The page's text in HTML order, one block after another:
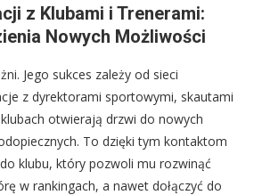
z Klubami i Trenerami:
Nowych Możliwości
Jego sukces zależy od sieci
z dyrektorami sportowymi, skautami
otwierają drzwi do nowych
To dzięki tym kontaktom
klubu, który pozwoli mu rozwinąć
w rankingach, a nawet dołączyć do